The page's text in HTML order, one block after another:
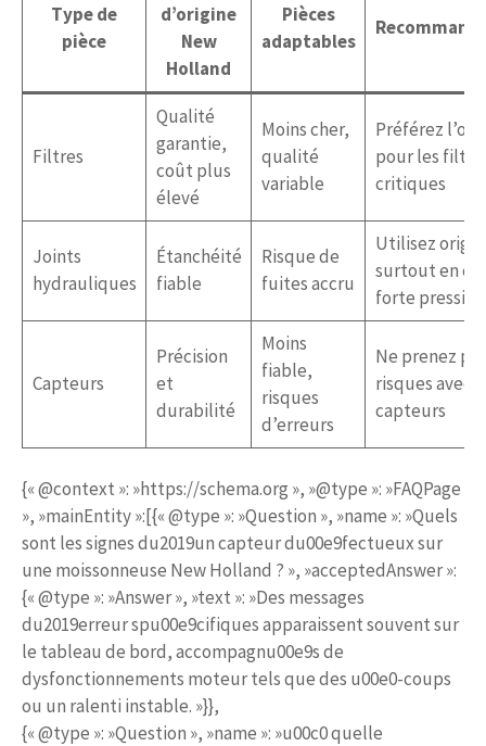
Type de
pièce
d’origine
New
Holland
Pièces
adaptables
Filtres
Qualité
garantie,
coût plus
élevé
Moins cher,
qualité
variable
Préférez
pour les
critiques
Joints
hydrauliques
Étanchéité
fiable
Risque de
fuites accru
Utilisez
surtout en
forte pression
Capteurs
Précision
et
durabilité
Moins
fiable,
risques
d’erreurs
Ne prenez
risques avec
capteurs
{« @context »: »https://schema.org », »@type »: »FAQPage
», »mainEntity »:[{« @type »: »Question », »name »: »Quels
sont les signes du2019un capteur du00e9fectueux sur
une moissonneuse New Holland ? », »acceptedAnswer »:
{« @type »: »Answer », »text »: »Des messages
du2019erreur spu00e9cifiques apparaissent souvent sur
le tableau de bord, accompagnu00e9s de
dysfonctionnements moteur tels que des u00e0-coups
ou un ralenti instable. »}},
{« @type »: »Question », »name »: »u00c0 quelle